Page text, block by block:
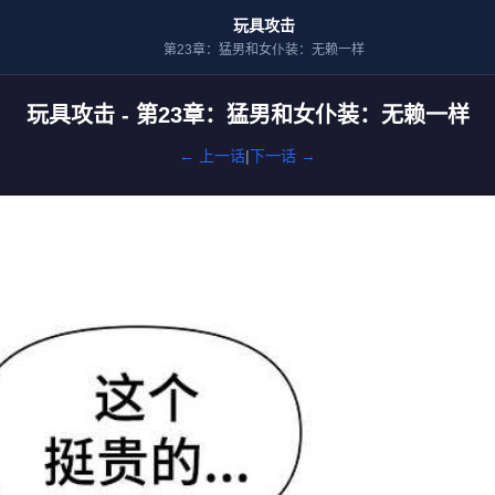
玩具攻击
第23章：猛男和女仆装：无赖一样
玩具攻击 - 第23章：猛男和女仆装：无赖一样
← 上一话|下一话 →